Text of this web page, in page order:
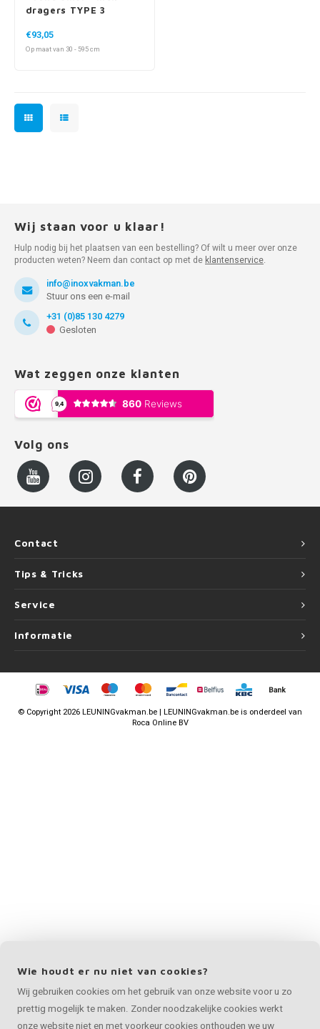
dragers TYPE 3
€93,05
Op maat van 30 - 595 cm
Wij staan voor u klaar!
Hulp nodig bij het plaatsen van een bestelling? Of wilt u meer over onze
producten weten? Neem dan contact op met de klantenservice.
info@inoxvakman.be
Stuur ons een e-mail
+31 (0)85 130 4279
Gesloten
Wat zeggen onze klanten
Volg ons
Contact
Tips & Tricks
Service
Informatie
© Copyright 2026 LEUNINGvakman.be | LEUNINGvakman.be is onderdeel van
Roca Online BV
Wie houdt er nu niet van cookies?
Wij gebruiken cookies om het gebruik van onze website voor u zo
prettig mogelijk te maken. Zonder noodzakelijke cookies werkt
onze website niet en met voorkeur cookies onthouden we uw